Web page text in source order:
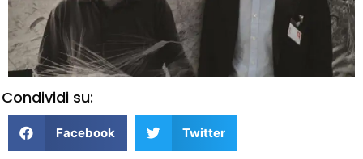
Condividi su:
Facebook Twitter